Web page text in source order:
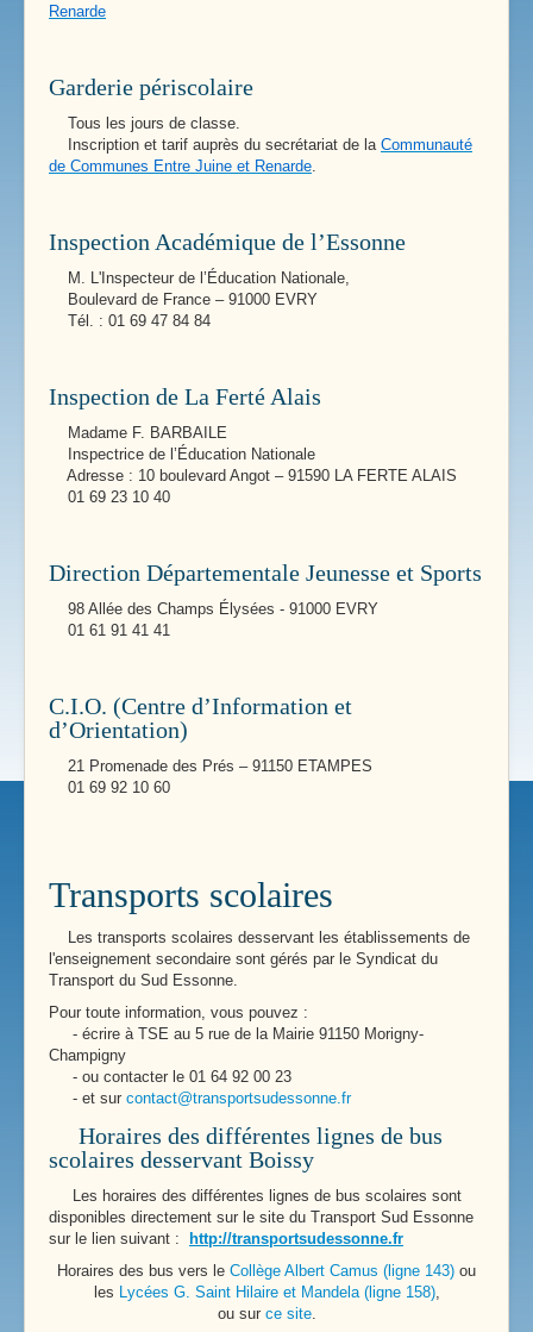
Renarde
Garderie périscolaire
Tous les jours de classe.
Inscription et tarif auprès du secrétariat de la Communauté
de Communes Entre Juine et Renarde
Inspection Académique de l’Essonne
M. L'Inspecteur de l’Éducation Nationale,
Boulevard de France – 91000 EVRY
Tél. : 01 69 47 84 84
Inspection de La Ferté Alais
Madame F. BARBAILE
Inspectrice de l’Éducation Nationale
Adresse : 10 boulevard Angot – 91590 LA FERTE ALAIS
01 69 23 10 40
Direction Départementale Jeunesse et Sports
98 Allée des Champs Élysées - 91000 EVRY
01 61 91 41 41
C.I.O. (Centre d’Information et
d’Orientation)
21 Promenade des Prés – 91150 ETAMPES
01 69 92 10 60
Transports scolaires
Les transports scolaires desservant les établissements de
l'enseignement secondaire sont gérés par le Syndicat du
Transport du Sud Essonne.
Pour toute information, vous pouvez :
- écrire à TSE au 5 rue de la Mairie 91150 Morigny-
Champigny
- ou contacter le 01 64 92 00 23
- et sur contact@transportsudessonne.fr
Horaires des différentes lignes de bus
scolaires desservant Boissy
Les horaires des différentes lignes de bus scolaires sont
disponibles directement sur le site du Transport Sud Essonne
sur le lien suivant :
http://transportsudessonne.fr
Horaires des bus vers le Collège Albert Camus (ligne 143) ou
les
Lycées G. Saint Hilaire et Mandela (ligne 158),
ou sur ce site.